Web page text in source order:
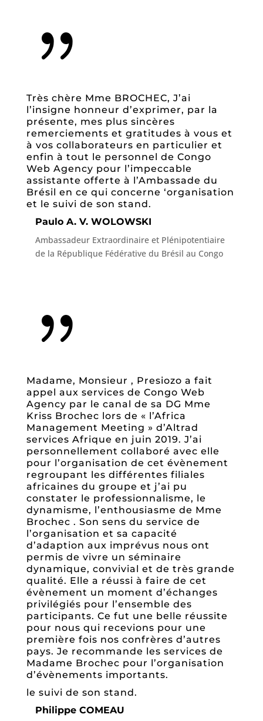
{
Très chère Mme BROCHEC, J’ai
l’insigne honneur d’exprimer, par la
présente, mes plus sincères
remerciements et gratitudes à vous et
à vos collaborateurs en particulier et
enfin à tout le personnel de Congo
Web Agency pour l’impeccable
assistante offerte à l’Ambassade du
Brésil en ce qui concerne ‘organisation
et le suivi de son stand.
Paulo A. V. WOLOWSKI
Ambassadeur Extraordinaire et Plénipotentiaire
de la République Fédérative du Brésil au Congo
{
Madame, Monsieur , Presiozo a fait
appel aux services de Congo Web
Agency par le canal de sa DG Mme
Kriss Brochec lors de « l’Africa
Management Meeting » d’Altrad
services Afrique en juin 2019. J’ai
personnellement collaboré avec elle
pour l’organisation de cet évènement
regroupant les différentes filiales
africaines du groupe et j’ai pu
constater le professionnalisme, le
dynamisme, l’enthousiasme de Mme
Brochec . Son sens du service de
l’organisation et sa capacité
d’adaption aux imprévus nous ont
permis de vivre un séminaire
dynamique, convivial et de très grande
qualité. Elle a réussi à faire de cet
évènement un moment d’échanges
privilégiés pour l’ensemble des
participants. Ce fut une belle réussite
pour nous qui recevions pour une
première fois nos confrères d’autres
pays. Je recommande les services de
Madame Brochec pour l’organisation
d’évènements importants.
le suivi de son stand.
Philippe COMEAU